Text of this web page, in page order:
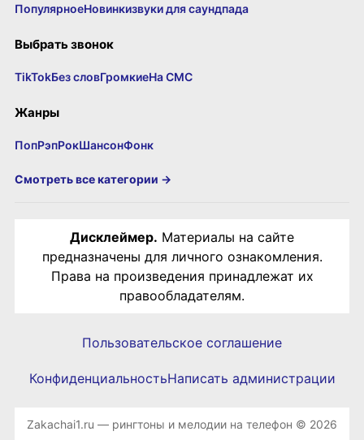
ПопулярноеНовинкизвуки для саундпада
Выбрать звонок
TikTokБез словГромкиеНа СМС
Жанры
ПопРэпРокШансонФонк
Смотреть все категории →
Дисклеймер. Материалы на сайте
предназначены для личного ознакомления.
Права на произведения принадлежат их
правообладателям.
Пользовательское соглашение
КонфиденциальностьНаписать администрации
Zakachai1.ru — рингтоны и мелодии на телефон © 2026